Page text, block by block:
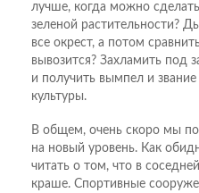
лучше, когда можно
зеленой растительности?
все окрест, а потом
вывозится? Захламить под
и получить вымпел и
культуры.
В общем, очень скоро мы
на новый уровень. Как
читать о том, что в
краше. Спортивные